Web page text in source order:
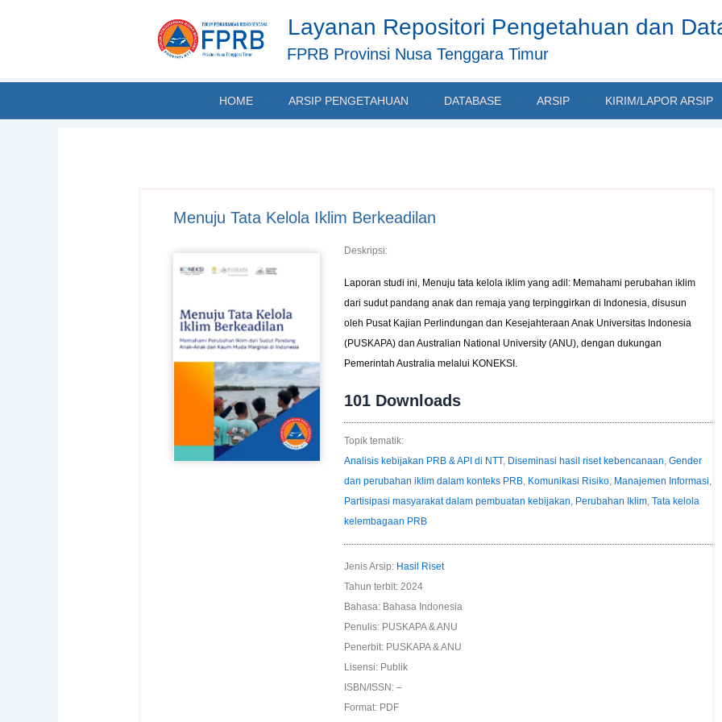
Layanan Repositori Pengetahuan dan
FPRB Provinsi Nusa Tenggara Timur
HOME ARSIP PENGETAHUAN DATABASE ARSIP KIRIM/LAPOR ARSIP
Menuju Tata Kelola Iklim Berkeadilan
Deskripsi:
Laporan studi ini, Menuju tata kelola iklim yang adil: Memahami perubahan iklim
dari sudut pandang anak dan remaja yang terpinggirkan di Indonesia, disusun
oleh Pusat Kajian Perlindungan dan Kesejahteraan Anak Universitas Indonesia
(PUSKAPA) dan Australian National University (ANU), dengan dukungan
Pemerintah Australia melalui KONEKSI.
101Downloads
Topik tematik:
Analisis kebijakan PRB & API di NTT, Diseminasi hasil riset kebencanaan, Gender
dan perubahan iklim dalam konteks PRB, Komunikasi Risiko, Manajemen Informasi,
Partisipasi masyarakat dalam pembuatan kebijakan, Perubahan Iklim, Tata kelola
kelembagaan PRB
Jenis Arsip: Hasil Riset
Tahun terbit: 2024
Bahasa: Bahasa Indonesia
Penulis: PUSKAPA & ANU
Penerbit: PUSKAPA & ANU
Lisensi: Publik
ISBN/ISSN: –
Format: PDF